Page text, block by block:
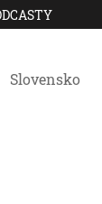
Slovensko